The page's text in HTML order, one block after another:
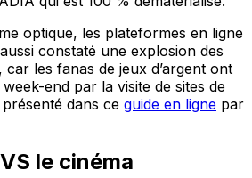
optique, les plateformes en ligne
constaté une explosion des
car les fanas de jeux d’argent ont
end par la visite de sites de
dans ce guide en ligne par
le cinéma